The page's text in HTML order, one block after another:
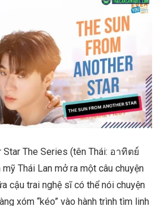
Star The Series (tên Thái: อาทิตย์
Thái Lan mở ra một câu chuyện
cậu trai nghệ sĩ có thể nói chuyện
xóm “kéo” vào hành trình tìm linh